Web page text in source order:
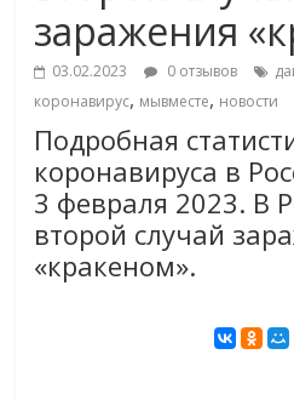
заражения
03.02.2023 0 отзывов
коронавирус, мывместе, новости
Подробная
коронавируса в
3 февраля 2023. В
второй случай
«кракеном».